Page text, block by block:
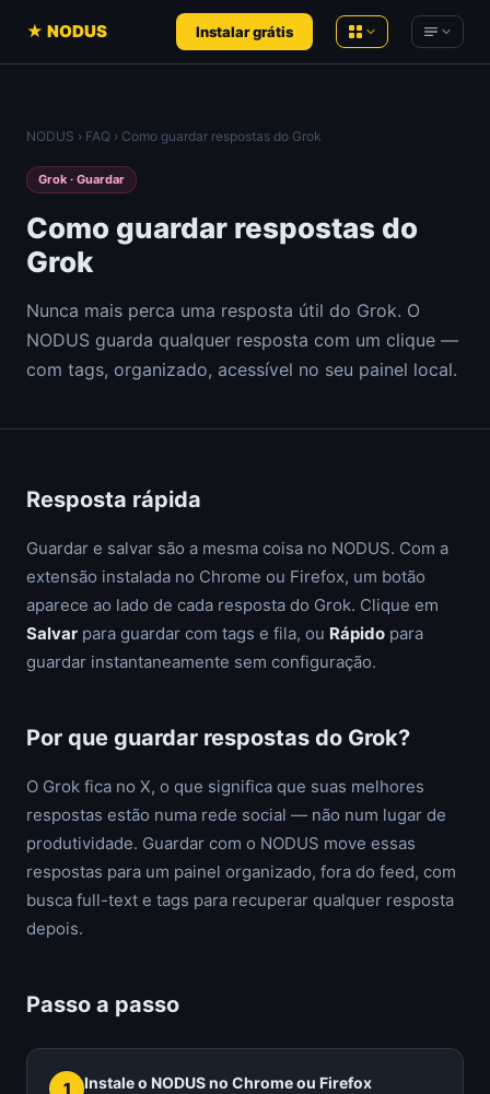
★ NODUS Instalar grátis
Conversas de IA em conhecimento
Ranking de vídeos do YouTube, ao vivo
PH Radar
Product Hunt, com histórico
Workspace
Product Hunt
YouTube— Análises ao vivo
Comunidades
Ferramentas recomendadas
NODUS › FAQ › Como guardar respostas do Grok
Grok · Guardar
Como guardar respostas do
Grok
Nunca mais perca uma resposta útil do Grok. O
NODUS guarda qualquer resposta com um clique —
com tags, organizado, acessível no seu painel local.
Resposta rápida
Guardar e salvar são a mesma coisa no NODUS. Com a
extensão instalada no Chrome ou Firefox, um botão
aparece ao lado de cada resposta do Grok. Clique em
Salvar para guardar com tags e fila, ou Rápido para
guardar instantaneamente sem configuração.
Por que guardar respostas do Grok?
O Grok fica no X, o que significa que suas melhores
respostas estão numa rede social — não num lugar de
produtividade. Guardar com o NODUS move essas
respostas para um painel organizado, fora do feed, com
busca full-text e tags para recuperar qualquer resposta
depois.
Passo a passo
Instale o NODUS no Chrome ou Firefox